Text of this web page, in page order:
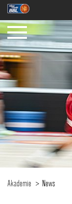
Akademie News